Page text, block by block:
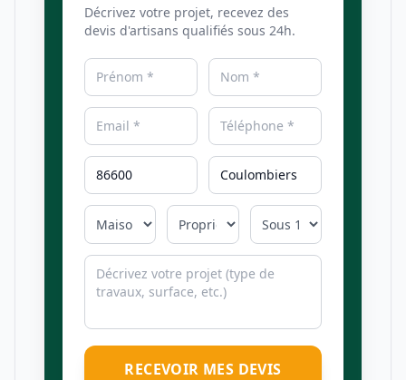
Décrivez votre projet, recevez des
devis d'artisans qualifiés sous 24h.
RECEVOIR MES DEVIS